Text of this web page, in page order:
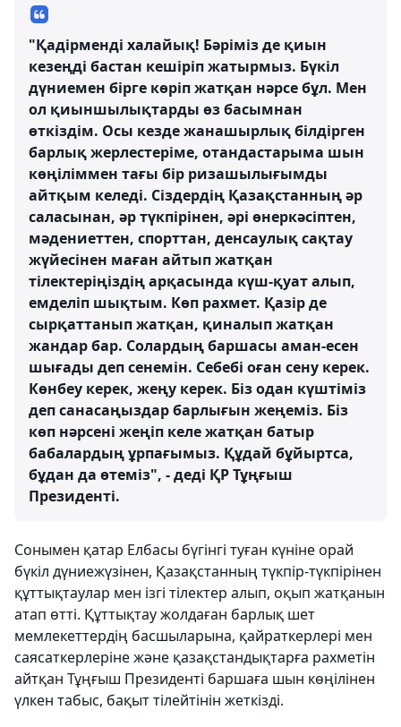
"Қадірменді халайық! Бәріміз де қиын
кезеңді бастан кешіріп жатырмыз. Бүкіл
дүниемен бірге көріп жатқан нәрсе бұл. Мен
ол қиыншылықтарды өз басымнан
өткіздім. Осы кезде жанашырлық білдірген
барлық жерлестеріме, отандастарыма шын
көңіліммен тағы бір ризашылығымды
айтқым келеді. Сіздердің Қазақстанның әр
саласынан, әр түкпірінен, әрі өнеркәсіптен,
мәдениеттен, спорттан, денсаулық сақтау
жүйесінен маған айтып жатқан
тілектеріңіздің арқасында күш-қуат алып,
емделіп шықтым. Көп рахмет. Қазір де
сырқаттанып жатқан, қиналып жатқан
жандар бар. Солардың баршасы аман-есен
шығады деп сенемін. Себебі оған сену керек.
Көнбеу керек, жеңу керек. Біз одан күштіміз
деп санасаңыздар барлығын жеңеміз. Біз
көп нәрсені жеңіп келе жатқан батыр
бабалардың ұрпағымыз. Құдай бұйыртса,
бұдан да өтеміз", - деді ҚР Тұңғыш
Президенті.
Сонымен қатар Елбасы бүгінгі туған күніне орай
бүкіл дүниежүзінен, Қазақстанның түкпір-түкпірінен
құттықтаулар мен ізгі тілектер алып, оқып жатқанын
атап өтті. Құттықтау жолдаған барлық шет
мемлекеттердің басшыларына, қайраткерлері мен
саясаткерлеріне және қазақстандықтарға рахметін
айтқан Тұңғыш Президенті баршаға шын көңілінен
үлкен табыс, бақыт тілейтінін жеткізді.